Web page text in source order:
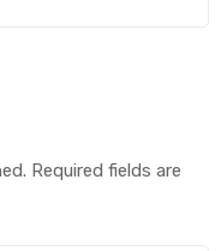
Required fields are